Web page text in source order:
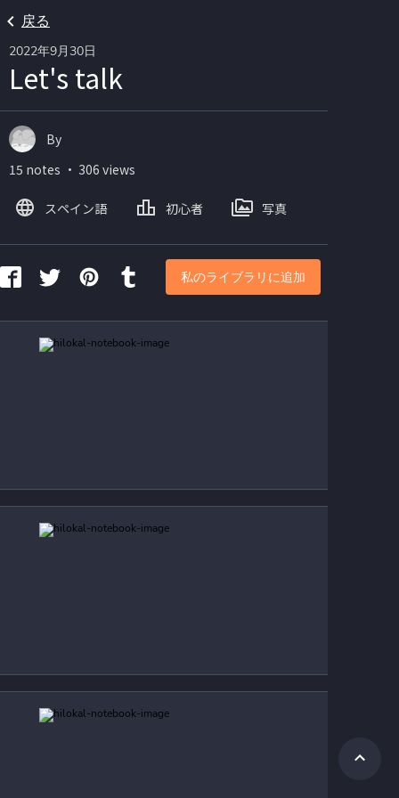
戻る
2022年9月30日
Let's talk
By
15 notes ・ 306 views
スペイン語 初心者 写真
私のライブラリに追加